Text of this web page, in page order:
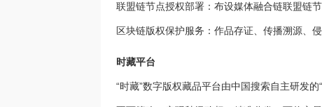
联盟链节点授权部署：布设媒体融合链联盟链
区块链版权保护服务：作品存证、传播溯源、
时藏平台
“时藏”数字版权藏品平台由中国搜索自主研发